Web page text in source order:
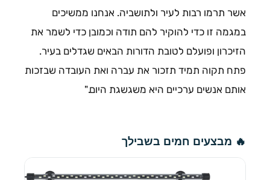
אשר תרמו רבות לעיר ולתושביה. אנחנו ממשיכים
במגמה זו כדי להוקיר להם תודה וכמובן כדי לשמר את
הזיכרון ופועלם לטובת הדורות הבאים שגדלים בעיר.
פתח תקוה תמיד תזכור את עברה ואת העובדה שבזכות
אותם אנשים ערכיים היא משגשגת היום."
🔥 מבצעים חמים בשבילך